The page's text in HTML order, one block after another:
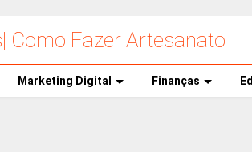
Como Fazer Artesanato
Marketing Digital Finanças